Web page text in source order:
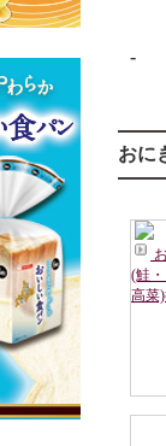
-
おに
(鮭
高菜